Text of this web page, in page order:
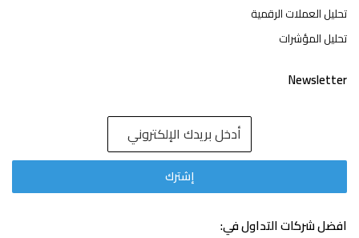
تحليل العملات الرقمية
تحليل المؤشرات
Newsletter
افضل شركات التداول في: